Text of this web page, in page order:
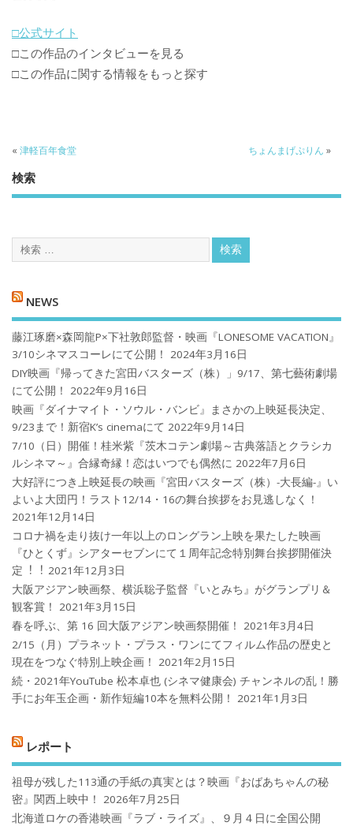
□公式サイト
□この作品のインタビューを見る
□この作品に関する情報をもっと探す
« 津軽百年食堂 ちょんまげぷりん »
検索
NEWS
藤江琢磨×森岡龍P×下社敦郎監督・映画『LONESOME VACATION』
3/10シネマスコーレにて公開！
2024年3月16日
DIY映画『帰ってきた宮田バスターズ（株）」9/17、第七藝術劇場
にて公開！
2022年9月16日
映画『ダイナマイト・ソウル・バンビ』まさかの上映延長決定、
9/23まで！新宿K’s cinemaにて 2022年9月14日
7/10（日）開催！桂米紫『茨木コテン劇場～古典落語とクラシカ
ルシネマ～』合縁奇縁！恋はいつでも偶然に 2022年7月6日
大好評につき上映延長の映画『宮田バスターズ（株）-大長編-』い
よいよ大団円！ラスト12/14・16の舞台挨拶をお見逃しなく！
2021年12月14日
コロナ禍を⾛り抜け⼀年以上のロングラン上映を果たした映画
『ひとくず』シアターセブンにて１周年記念特別舞台挨拶開催決
定︕︕ 2021年12月3日
大阪アジアン映画祭、横浜聡子監督『いとみち』がグランプリ＆
観客賞！
2021年3月15日
春を呼ぶ、第 16 回大阪アジアン映画祭開催！
2021年3月4日
2/15（月）プラネット・プラス・ワンにてフィルム作品の歴史と
現在をつなぐ特別上映企画！
2021年2月15日
続・2021年YouTube 松本卓也 (シネマ健康会) チャンネルの乱！勝
手にお年玉企画・新作短編10本を無料公開！
2021年1月3日
レポート
祖母が残した113通の手紙の真実とは？映画『おばあちゃんの秘
密』関西上映中！
2026年7月25日
北海道ロケの香港映画『ラブ・ライズ』、９月４日に全国公開